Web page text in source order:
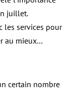
juillet.
les services pour
au mieux…
certain nombre